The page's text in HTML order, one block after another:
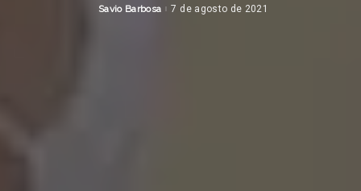
Posted
Savio Barbosa 7 de agosto de 2021